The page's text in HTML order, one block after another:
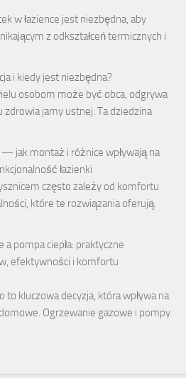
w łazience jest niezbędna, aby
z odkształceń termicznych i
i kiedy jest niezbędna?
osobom może być obca, odgrywa
zdrowia jamy ustnej. Ta dziedzina
— jak montaż i różnice wpływają na
łazienki
często zależy od komfortu
które te rozwiązania oferują.
pompa ciepła: praktyczne
efektywności i komfortu
kluczowa decyzja, która wpływa na
Ogrzewanie gazowe i pompy